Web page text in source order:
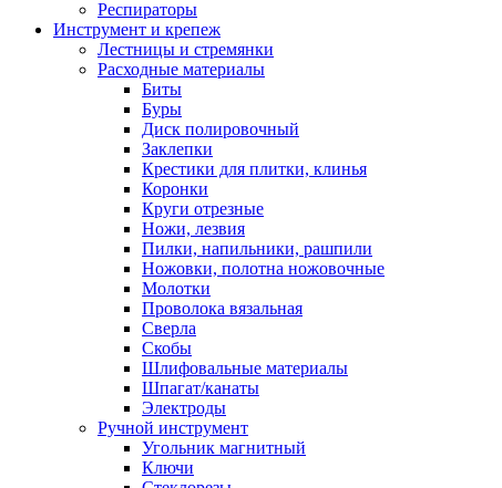
Респираторы
Инструмент и крепеж
Лестницы и стремянки
Расходные материалы
Биты
Буры
Диск полировочный
Заклепки
Крестики для плитки, клинья
Коронки
Круги отрезные
Ножи, лезвия
Пилки, напильники, рашпили
Ножовки, полотна ножовочные
Молотки
Проволока вязальная
Сверла
Скобы
Шлифовальные материалы
Шпагат/канаты
Электроды
Ручной инструмент
Угольник магнитный
Ключи